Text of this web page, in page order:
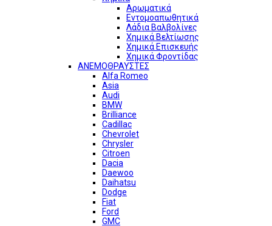
Αρωματικά
Εντομοαπωθητικά
Λάδια Βαλβολίνες
Χημικά Βελτίωσης
Χημικά Επισκευής
Χημικά Φροντίδας
ΑΝΕΜΟΘΡΑΥΣΤΕΣ
Alfa Romeo
Asia
Audi
BMW
Brilliance
Cadillac
Chevrolet
Chrysler
Citroen
Dacia
Daewoo
Daihatsu
Dodge
Fiat
Ford
GMC